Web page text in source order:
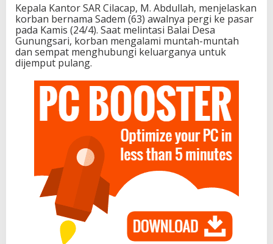
Kepala Kantor SAR Cilacap, M. Abdullah, menjelaskan
korban bernama Sadem (63) awalnya pergi ke pasar
pada Kamis (24/4). Saat melintasi Balai Desa
Gunungsari, korban mengalami muntah-muntah
dan sempat menghubungi keluarganya untuk
dijemput pulang.